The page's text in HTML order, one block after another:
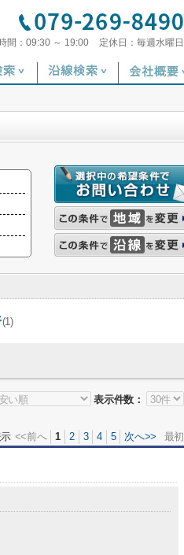
間： 09:30 ～ 19:00 定休日： 毎週水曜日
(1)
表示件数：
<<前へ 1 2 3 4 5 次へ>> 最初